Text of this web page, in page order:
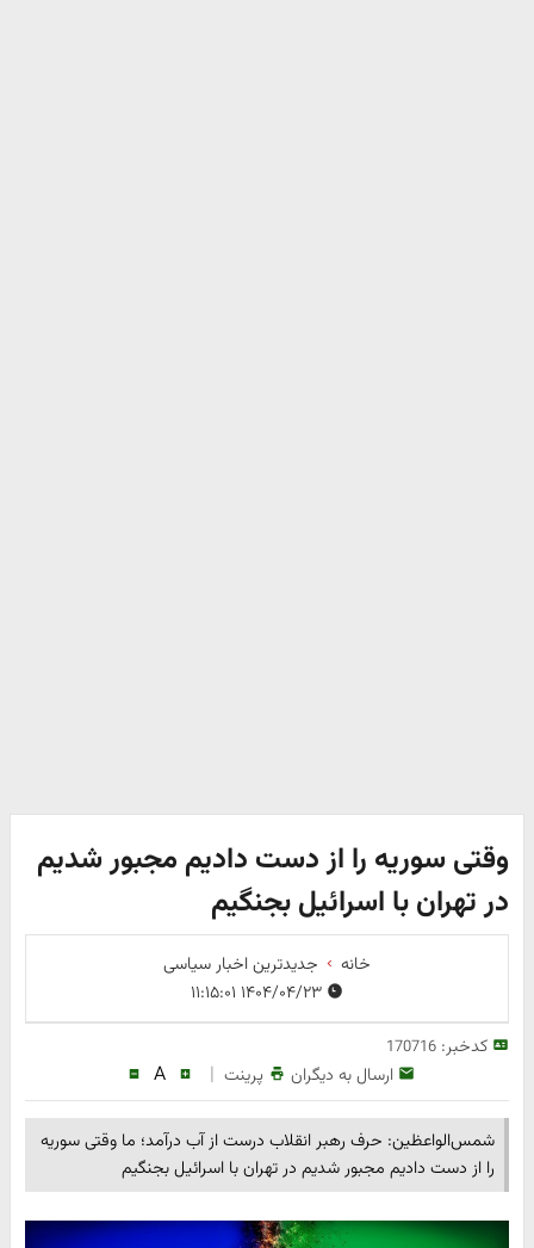
وقتی سوریه را از دست دادیم مجبور شدیم
در تهران با اسرائیل بجنگیم
خانه
جدیدترین اخبار سیاسی
۱۴۰۴/۰۴/۲۳ ۱۱:۱۵:۰۱
کدخبر:170716
ارسال به دیگران پرینت |
A
شمس‌الواعظین: حرف رهبر انقلاب درست از آب درآمد؛ ما وقتی سوریه
را از دست دادیم مجبور شدیم در تهران با اسرائیل بجنگیم